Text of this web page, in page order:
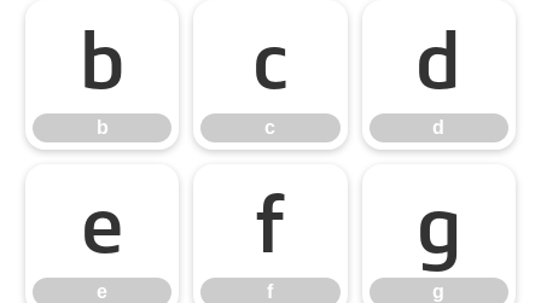
b
b
c
c
d
d
e
e
f
f
g
g